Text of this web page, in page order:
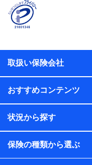
名、住所、生年月日
係、保険加入の目的
のお支払方法、車の
ル内容や送信履歴の
保険契約情報
当社または株式会
プが取得し、又は保
して、保険契約者及
日、性別、保険契
的、保険商品の内容
のメーカーや走行
などの情報、ペッ
取扱い保険会社
おすすめコンテンツ
状況から探す
保険の種類から選ぶ